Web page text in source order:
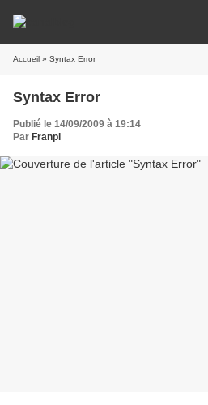
Accueil » Syntax Error
Syntax Error
Publié le 14/09/2009 à 19:14
Par Franpi